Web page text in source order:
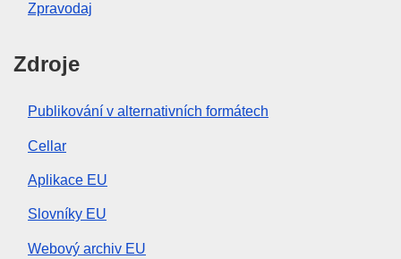
Zpravodaj
Zdroje
Publikování v alternativních formátech
Cellar
Aplikace EU
Slovníky EU
Webový archiv EU